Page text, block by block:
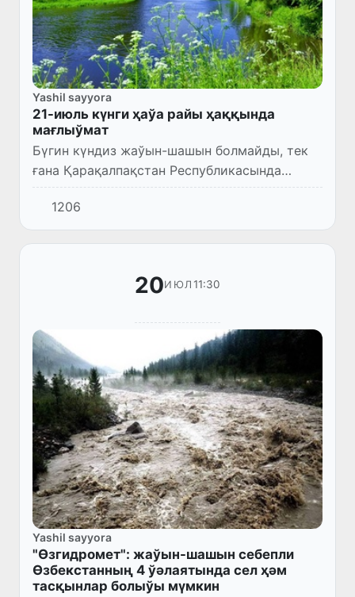
Yashil sayyora
21-июль күнги ҳаўа райы ҳаққында
мағлыўмат
Бүгин күндиз жаўын-шашын болмайды, тек
ғана Қарақалпақстан Республикасында
айырым жерлерде қысқа мүддетли жаўын
жаўып, гүлдирмама болыўы мүмкин.
Самалдың тезлиги 7-12 м/с, айырым ж...
1206
20ИЮЛ 11:30
Yashil sayyora
"Өзгидромет": жаўын-шашын себепли
Өзбекстанның 4 ўәлаятында сел ҳәм
тасқынлар болыўы мүмкин